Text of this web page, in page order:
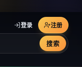
搜索
登录 注册